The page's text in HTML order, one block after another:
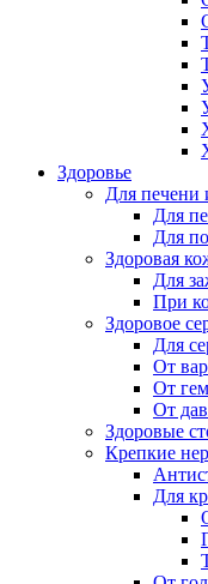
Здоровье
Для печени
Для
Для
Здоровая
Для
При
Здоровое
Для
От
От
От
Здоровые
Крепкие
Для